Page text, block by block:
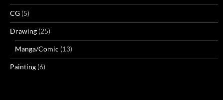
CG (5)
Drawing (25)
Manga/Comic (13)
Painting (6)